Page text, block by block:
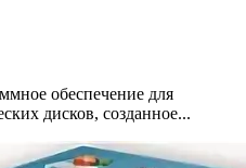
обеспечение для
дисков, созданное...